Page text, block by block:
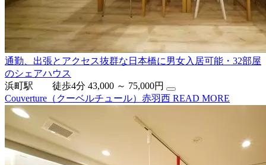
通勤、出張とアクセス抜群な日本橋に男女入居可能・32部屋
のシェアハウス
浜町駅 徒歩4分 43,000 ～ 75,000円
Couverture（クーベルチュール）赤羽西 READ MORE